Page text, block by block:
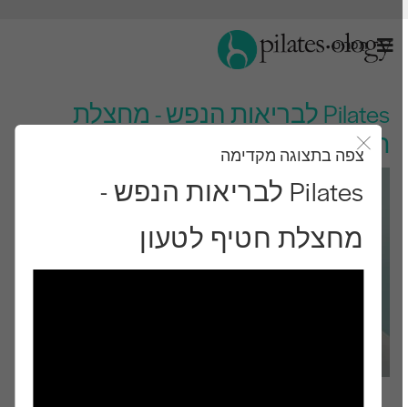
תַפרִיט
Pilates לבריאות הנפש - מחצלת
חטיף לטעון
סגור את מודאל
צפה בתצוגה מקדימה
Pilates לבריאות הנפש -
מחצלת חטיף לטעון